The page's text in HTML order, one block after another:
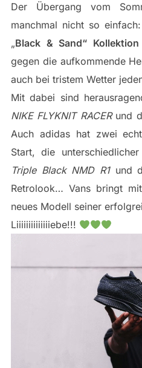
Der Übergang vom
manchmal nicht so
„Black & Sand“ Kollektion
gegen die aufkommende
auch bei tristem Wetter
Mit dabei sind
NIKE FLYKNIT RACERund
Auch adidas hat zwei
Start, die
Triple Black NMD R1und
Retrolook… Vans bringt
neues Modell seiner
Liiiiiiiiiiiiiiebe!!!